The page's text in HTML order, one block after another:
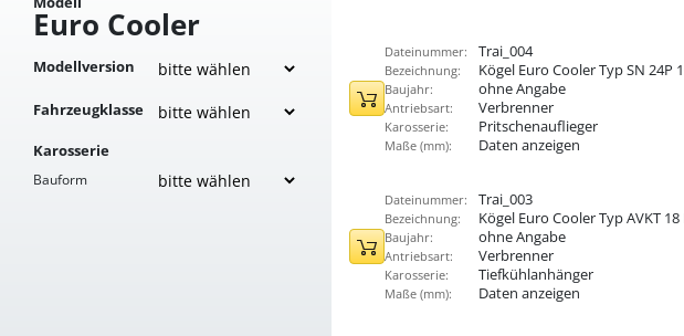
Euro Cooler
Modellversion
Fahrzeugklasse
Karosserie
Bauform
Dateinummer: Trai_004
Bezeichnung: Kögel Euro CoolerTyp SN 24P
Baujahr: ohne Angabe
Antriebsart: Verbrenner
Karosserie: Pritschenauflieger
Maße (mm): Daten anzeigen
Dateinummer: Trai_003
Bezeichnung: Kögel Euro CoolerTyp AVKT 18
Baujahr: ohne Angabe
Antriebsart: Verbrenner
Karosserie: Tiefkühlanhänger
Maße (mm): Daten anzeigen